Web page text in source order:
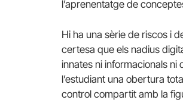
l’aprenentatge de
Hi ha una sèrie de riscos i
certesa que els nadius
innates ni informacionals ni
l’estudiant una obertura
control compartit amb la